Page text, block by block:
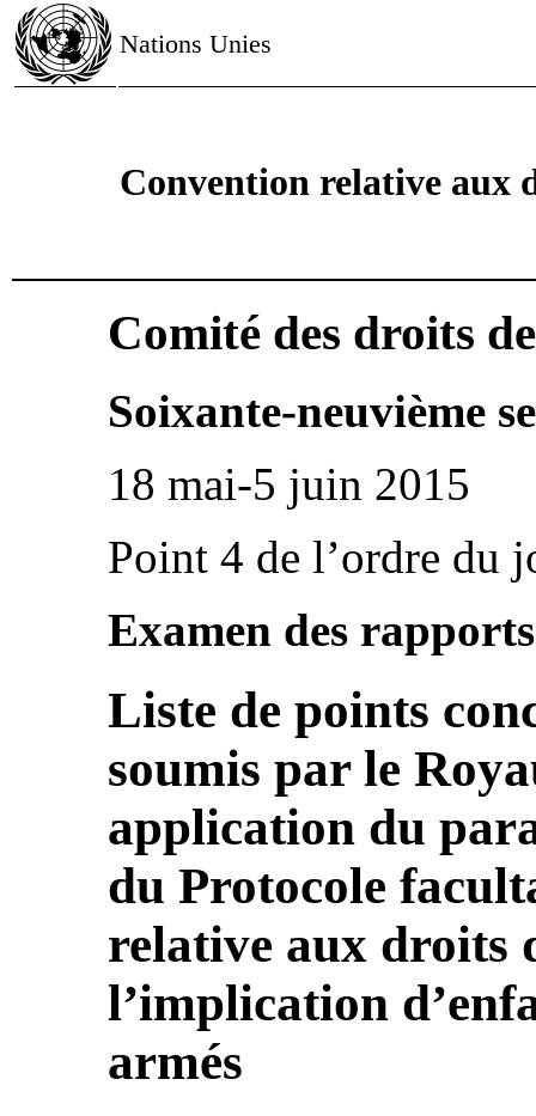
Nations Unies
Convention relative aux
Comité des droits
Soixante-neuvième
18 mai-5 juin 2015
Point 4 de l’ordre du
Examen des
Liste de points
soumis par le
application du
du Protocole
relative aux droits
l’implication
armés